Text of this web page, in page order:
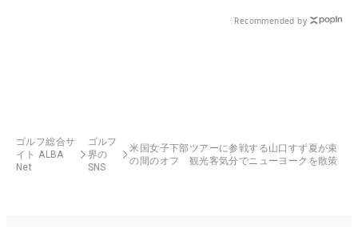
Recommended by
ゴルフ総合サ
イト ALBA
Net
ゴルフ
界の
SNS
米国女子下部ツアーに参戦する山口すず夏が束
の間のオフ 観光客気分でニューヨークを散策